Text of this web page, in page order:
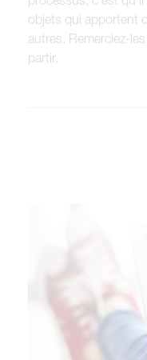
objets qui apportent
autres. Remerciez-
partir.